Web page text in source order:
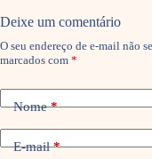
Deixe um comentário
O seu endereço de e-mail não
marcados com *
Nome*
E-mail*